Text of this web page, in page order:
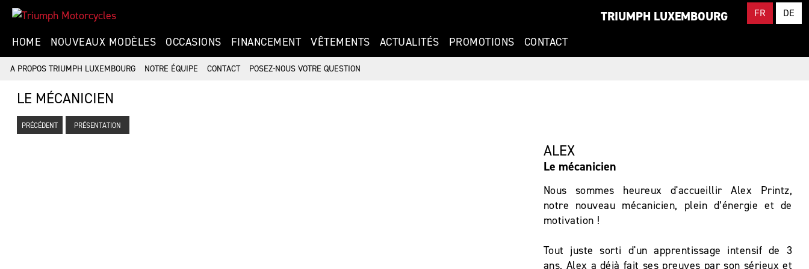
TRIUMPH LUXEMBOURG FR DE
HOME NOUVEAUX MODÈLES OCCASIONS FINANCEMENT VÊTEMENTS ACTUALITÉS PROMOTIONS CONTACT
A PROPOS TRIUMPH LUXEMBOURG NOTRE ÉQUIPE CONTACT POSEZ-NOUS VOTRE QUESTION
LE MÉCANICIEN
PRÉCÉDENT PRÉSENTATION
ALEX
Le mécanicien
Nous sommes heureux d'accueillir Alex Printz,
notre nouveau mécanicien, plein d’énergie et de
motivation !
Tout juste sorti d'un apprentissage intensif de 3
ans, Alex a déjà fait ses preuves par son sérieux et